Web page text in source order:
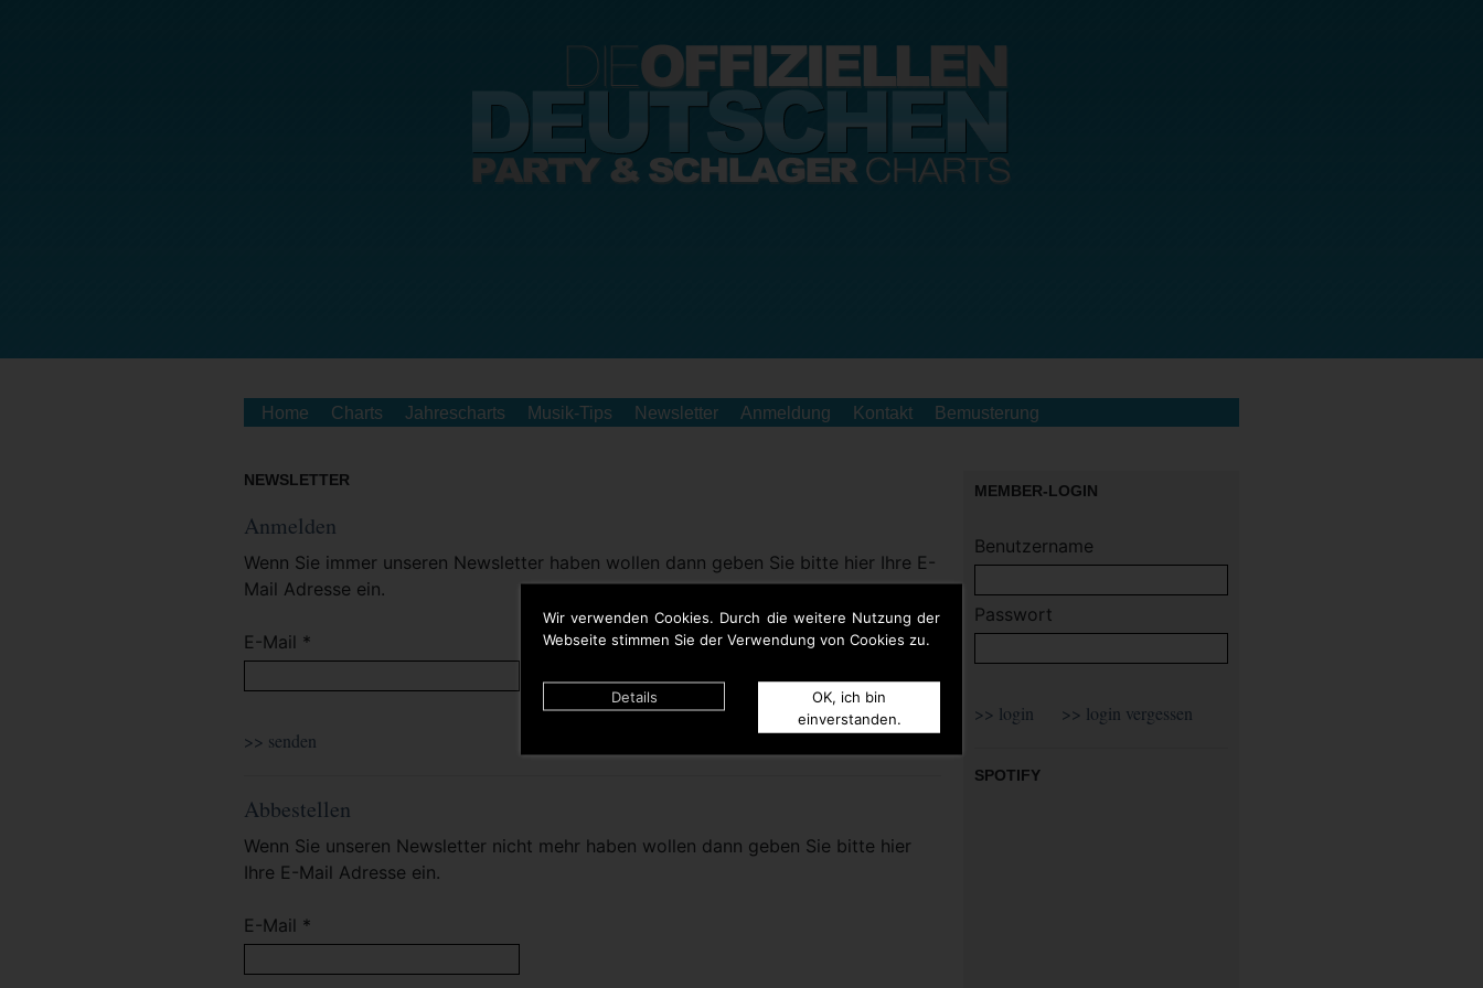
Wir verwenden Cookies. Durch die weitere Nutzung der
Webseite stimmen Sie der Verwendung von Cookies zu.
Details
OK, ich bin
einverstanden.
Home Charts Jahrescharts Musik-Tips Newsletter Anmeldung Kontakt Bemusterung
NEWSLETTER
Anmelden
Wenn Sie immer unseren Newsletter haben wollen dann geben Sie bitte hier Ihre E-
Mail Adresse ein.
E-Mail *
Abbestellen
Wenn Sie unseren Newsletter nicht mehr haben wollen dann geben Sie bitte hier
Ihre E-Mail Adresse ein.
E-Mail *
MEMBER-LOGIN
Benutzername
Passwort
SPOTIFY